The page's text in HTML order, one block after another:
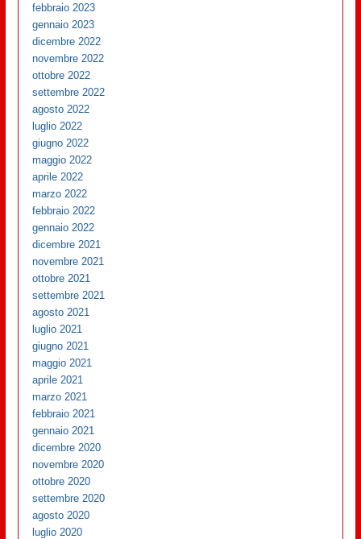
febbraio 2023
gennaio 2023
dicembre 2022
novembre 2022
ottobre 2022
settembre 2022
agosto 2022
luglio 2022
giugno 2022
maggio 2022
aprile 2022
marzo 2022
febbraio 2022
gennaio 2022
dicembre 2021
novembre 2021
ottobre 2021
settembre 2021
agosto 2021
luglio 2021
giugno 2021
maggio 2021
aprile 2021
marzo 2021
febbraio 2021
gennaio 2021
dicembre 2020
novembre 2020
ottobre 2020
settembre 2020
agosto 2020
luglio 2020